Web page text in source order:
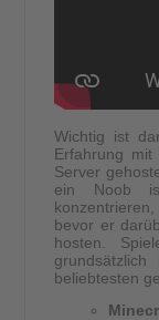
Wichtig ist
Erfahrung
Server
ein Noob
bevor er
hosten.
beliebtesten